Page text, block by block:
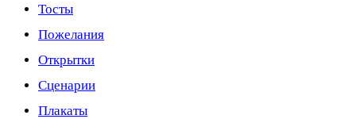
Тосты
Пожелания
Открытки
Сценарии
Плакаты